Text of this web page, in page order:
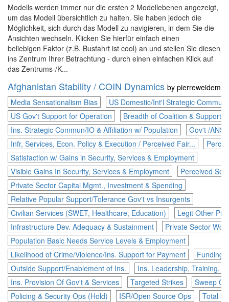
Modells werden immer nur die ersten 2 Modellebenen angezeigt,
um das Modell übersichtlich zu halten. Sie haben jedoch die
Möglichkeit, sich durch das Modell zu navigieren, in dem Sie die
Ansichten wechseln. Klicken Sie hierfür einfach einen
beliebigen Faktor (z.B. Busfahrt ist cool) an und stellen Sie diesen
ins Zentrum Ihrer Betrachtung - durch einen einfachen Klick auf
das Zentrums-/K...
Afghanistan Stability / COIN Dynamics by
Media Sensationalism Bias
US Domestic/Int'l Strategic
US Gov't Support for Operation
Breadth of Coalition & Support
Ins. Strategic Commun/IO & Affiliation w/ Population
Gov't /
Infr, Services, Econ. Policy & Execution / Perceived Fair...
Satisfaction w/ Gains in Security, Services & Employment
Visible Gains In Security, Services & Employment
Perceived
Private Sector Capital Mgmt., Investment & Spending
Relative Popular Support/Tolerance Gov't vs Insurgents
Civilian Services (SWET, Healthcare, Education)
Legit Other
Infrastructure Dev. Adequacy & Sustainment
Private Sector
Population Basic Needs Service Levels & Employment
Likelihood of Crime/Violence/Ins. Support for Payment
Funding
Outside Support/Enablement of Ins.
Ins. Leadership, Training,
Ins. Provision Of Gov't & Services
Targeted Strikes
Sweep
Policing & Security Ops (Hold)
ISR/Open Source Ops
Total